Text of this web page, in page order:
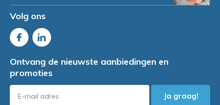
Volg ons
Ontvang de nieuwste aanbiedingen en
promoties
Ja graag!